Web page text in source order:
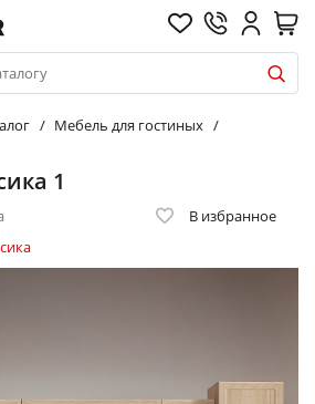
Мебель для гостиных
1
В избранное